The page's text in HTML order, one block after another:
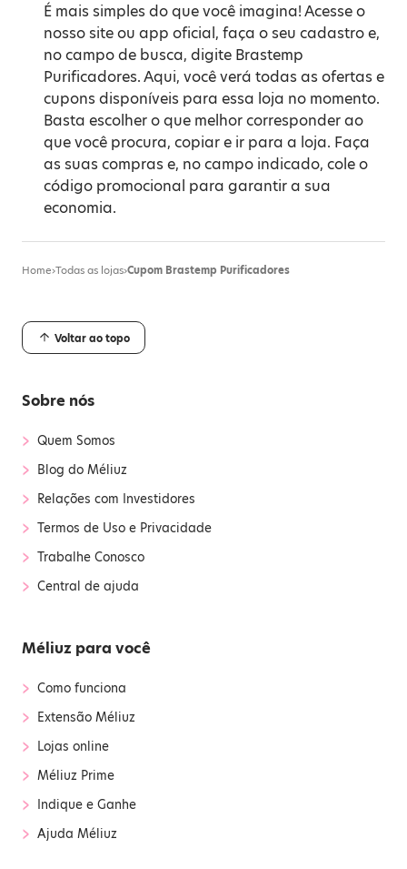
É mais simples do que você imagina! Acesse o
nosso site ou app oficial, faça o seu cadastro e,
no campo de busca, digite Brastemp
Purificadores. Aqui, você verá todas as ofertas e
cupons disponíveis para essa loja no momento.
Basta escolher o que melhor corresponder ao
que você procura, copiar e ir para a loja. Faça
as suas compras e, no campo indicado, cole o
código promocional para garantir a sua
economia.
Home›Todas as lojas›Cupom Brastemp Purificadores
Voltar ao topo
Sobre nós
› Quem Somos
› Blog do Méliuz
› Relações com Investidores
› Termos de Uso e Privacidade
› Trabalhe Conosco
› Central de ajuda
Méliuz para você
› Como funciona
› Extensão Méliuz
› Lojas online
› Méliuz Prime
› Indique e Ganhe
› Ajuda Méliuz